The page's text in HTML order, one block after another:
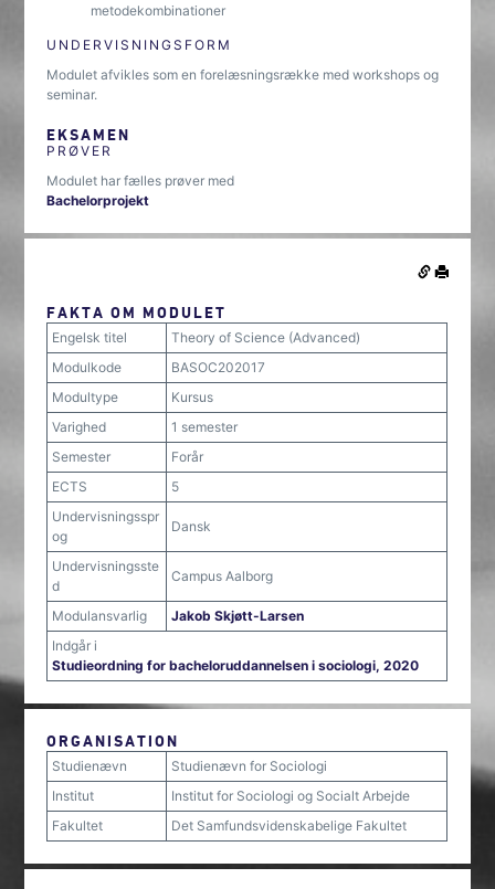
metodekombinationer
UNDERVISNINGSFORM
Modulet afvikles som en forelæsningsrække med workshops og
seminar.
EKSAMEN
PRØVER
Modulet har fælles prøver med
Bachelorprojekt
FAKTA OM MODULET
Engelsk titel
Theory of Science (Advanced)
Modulkode
BASOC202017
Modultype
Kursus
Varighed
1 semester
Semester
Forår
ECTS
5
Undervisningsspr
og
Dansk
Undervisningsste
d
Campus Aalborg
Modulansvarlig
Jakob Skjøtt-Larsen
Indgår i
Studieordning for bacheloruddannelsen i sociologi, 2020
ORGANISATION
Studienævn
Studienævn for Sociologi
Institut
Institut for Sociologi og Socialt Arbejde
Fakultet
Det Samfundsvidenskabelige Fakultet